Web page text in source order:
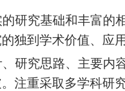
研究基础和丰富的
独到学术价值、应
研究思路、主要内
注重采取多学科研